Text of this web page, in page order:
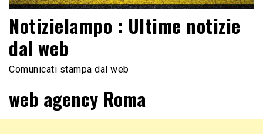
Notizielampo : Ultime notizie
dal web
Comunicati stampa dal web
web agency Roma